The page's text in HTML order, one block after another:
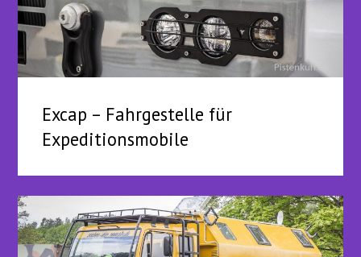
Excap – Fahrgestelle für
Expeditionsmobile